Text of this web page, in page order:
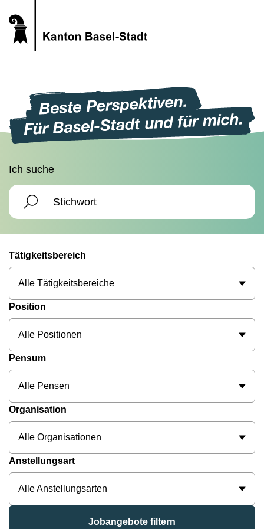
Ich suche
Tätigkeitsbereich
Alle Tätigkeitsbereiche
Position
Alle Positionen
Pensum
Alle Pensen
Organisation
Alle Organisationen
Anstellungsart
Alle Anstellungsarten
Jobangebote filtern